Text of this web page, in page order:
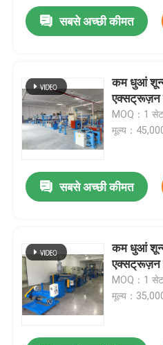
सबसे अच्छी कीमत
कम धुआं
एक्सट्रूज़न
MOQ：1 सेट
मूल्य：
सबसे अच्छी कीमत
कम धुआं
एक्सट्रूज़न
MOQ：1 सेट
मूल्य：